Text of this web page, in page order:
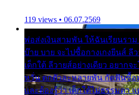
119 views • 06.07.2569
พ่อส่งเงินสามพัน ให้ฉันเรียนรา
บ๊าย บาย จะไปซื้อกางเกงยีนส์ ลี
เด็กใต้ ลีวายส์อย่างเดียว อยากจ
หวั่น ตกตัวละหลายพัน กัดฟันซื้อ
และต้องรู้ว่า เด็กใต้ไม่ธรรมดา